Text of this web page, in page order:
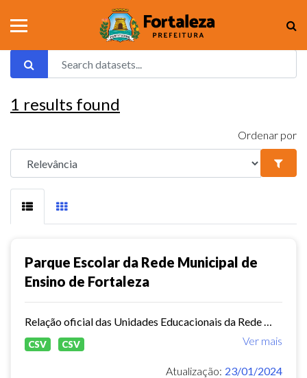
1 results found
Ordenar por
Parque Escolar da Rede Municipal de
Ensino de Fortaleza
Ver mais
CSV CSV
Atualização: 23/01/2024